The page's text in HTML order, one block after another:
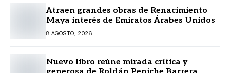
Atraen grandes obras de Renacimiento
Maya interés de Emiratos Árabes Unidos
8 AGOSTO, 2026
Nuevo libro reúne mirada crítica y